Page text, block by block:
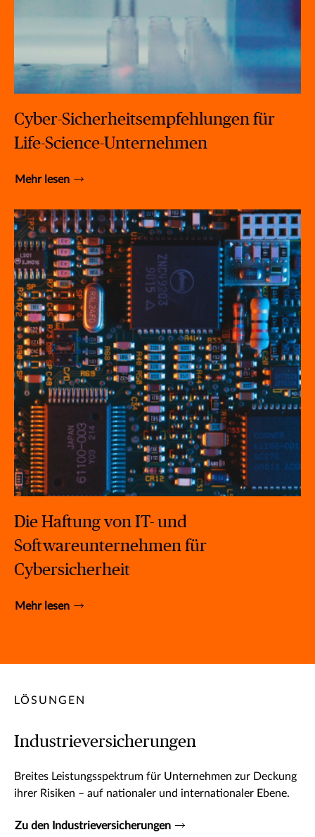
Cyber-Sicherheitsempfehlungen für
Life-Science-Unternehmen
Mehr lesen
Die Haftung von IT- und
Softwareunternehmen für
Cybersicherheit
Mehr lesen
LÖSUNGEN
Industrieversicherungen
Breites Leistungsspektrum für Unternehmen zur Deckung
ihrer Risiken – auf nationaler und internationaler Ebene.
Zu den Industrieversicherungen